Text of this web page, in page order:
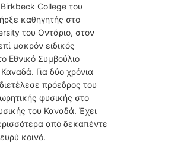
College του
καθηγητής στο
του Οντάριο, στον
μακρόν ειδικός
Εθνικό Συμβούλιο
Για δύο χρόνια
πρόεδρος του
φυσικής στο
του Καναδά. Έχει
από δεκαπέντε
κοινό.